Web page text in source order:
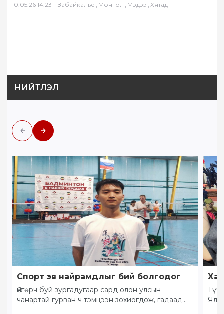
дайны…
10.05.26 14:23 Забайкалье , Монгол , Мэдээ , Хятад
НИЙТЛЭЛ
Спорт эв найрамдлыг бий болгодог
Өнгөрч буй зургадугаар сард олон улсын
чанартай гурван ч тэмцээн зохиогдож, гадаад